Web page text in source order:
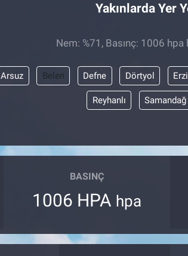
Yakınlarda Yer
Nem: %71, Basınç: 1006
Arsuz Belen Defne Dörtyol
Reyhanlı Samandağ
BASINÇ
1006 HPA hpa